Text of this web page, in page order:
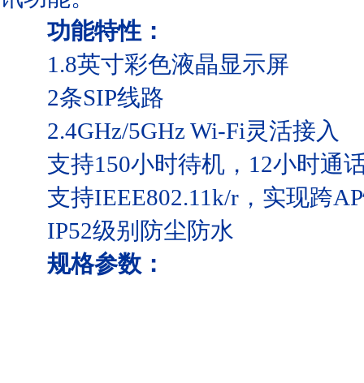
功能特性：
1.8英寸彩色液晶显示屏
2条SIP线路
2.4GHz/5GHz Wi-Fi灵活接入
支持150小时待机，12小时通
支持IEEE802.11k/r，实现跨
IP52级别防尘防水
规格参数：